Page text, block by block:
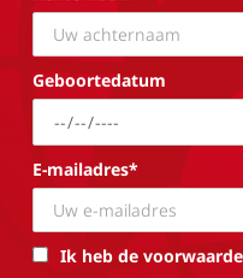
Geboortedatum
E-mailadres*
Ik heb de